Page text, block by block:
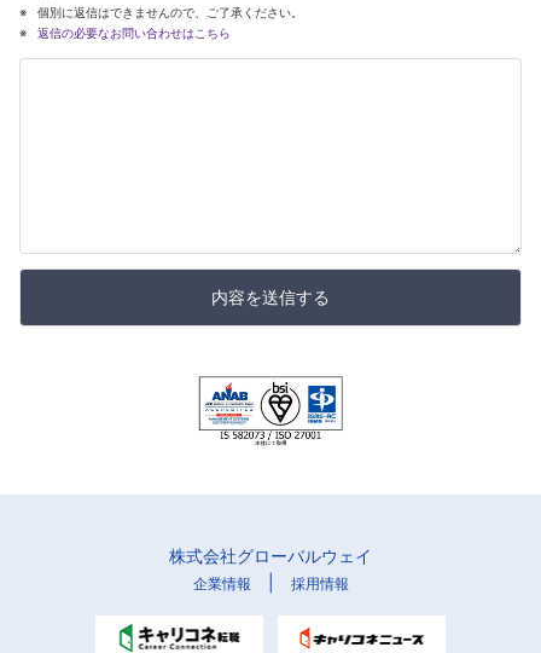
個別に返信はできませんので、ご了承ください。
返信の必要なお問い合わせはこちら
内容を送信する
株式会社グローバルウェイ
企業情報 採用情報